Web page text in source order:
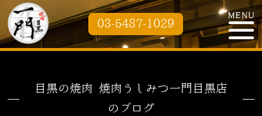
03-5487-1029
目黒の焼肉 焼肉うしみつ一門目黒店
のブログ